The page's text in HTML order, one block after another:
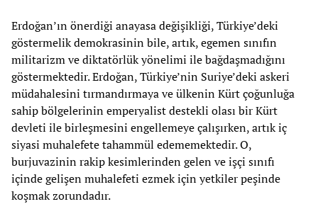
Erdoğan’ın önerdiği anayasa değişikliği, Türkiye’deki
göstermelik demokrasinin bile, artık, egemen sınıfın
militarizm ve diktatörlük yönelimi ile bağdaşmadığını
göstermektedir. Erdoğan, Türkiye’nin Suriye’deki askeri
müdahalesini tırmandırmaya ve ülkenin Kürt çoğunluğa
sahip bölgelerinin emperyalist destekli olası bir Kürt
devleti ile birleşmesini engellemeye çalışırken, artık iç
siyasi muhalefete tahammül edememektedir. O,
burjuvazinin rakip kesimlerinden gelen ve işçi sınıfı
içinde gelişen muhalefeti ezmek için yetkiler peşinde
koşmak zorundadır.